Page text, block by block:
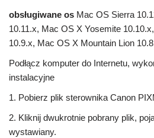
obsługiwane os Mac OS Sierra
10.11.x, Mac OS X Yosemite
10.9.x, Mac OS X Mountain Lion
Podłącz komputer do Internetu,
instalacyjne
1. Pobierz plik sterownika Canon
2. Kliknij dwukrotnie pobrany plik,
wystawiany.